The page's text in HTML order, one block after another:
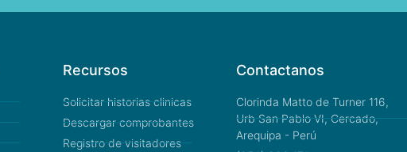
Recursos
Solicitar historias clinicas
Descargar comprobantes
Registro de visitadores
Contactanos
Clorinda Matto de Turner 116,
Urb San Pablo VI, Cercado,
Arequipa - Perú